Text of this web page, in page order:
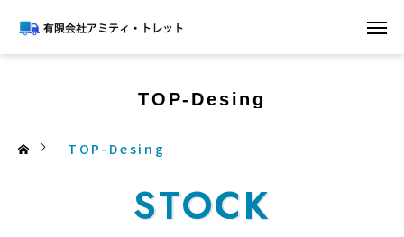
TOP-Desing
TOP-Desing
STOCK